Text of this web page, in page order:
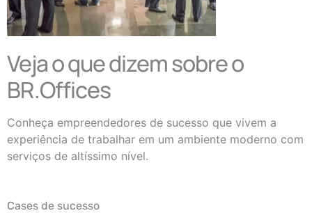
Veja o que dizem sobre o
BR.Offices
Conheça empreendedores de sucesso que vivem a
experiência de trabalhar em um ambiente moderno com
serviços de altíssimo nível.
Cases de sucesso